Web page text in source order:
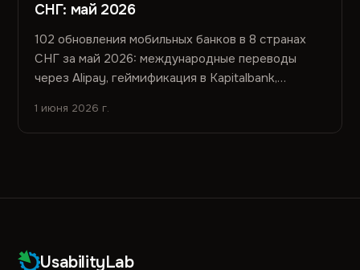
СНГ: май 2026
102 обновления мобильных банков в 8 странах
СНГ за май 2026: международные переводы
через Alipay, геймификация в Kapitalbank,
CenterCredit и другие ключевые релизы.
1 июня 2026 г.
UsabilityLab